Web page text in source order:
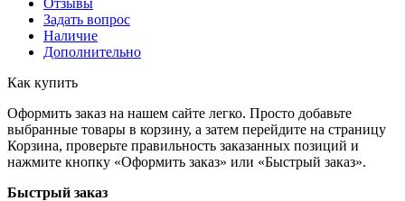
Задать вопрос
Наличие
Дополнительно
Как купить
Оформить заказ на нашем сайте легко. Просто добавьте
выбранные товары в корзину, а затем перейдите на страницу
Корзина, проверьте правильность заказанных позиций и
нажмите кнопку «Оформить заказ» или «Быстрый заказ».
Быстрый заказ